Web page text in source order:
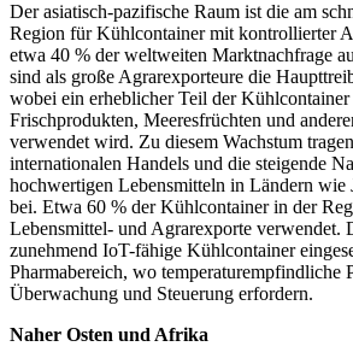
Der asiatisch-pazifische Raum ist die am
Region für Kühlcontainer mit kontrollierter
etwa 40 % der weltweiten Marktnachfrage
sind als große Agrarexporteure die
wobei ein erheblicher Teil der
Frischprodukten, Meeresfrüchten und
verwendet wird. Zu diesem Wachstum
internationalen Handels und die steigende
hochwertigen Lebensmitteln in Ländern wie
bei. Etwa 60 % der Kühlcontainer in der
Lebensmittel- und Agrarexporte verwendet.
zunehmend IoT-fähige Kühlcontainer
Pharmabereich, wo temperaturempfindliche
Überwachung und Steuerung erfordern.
Naher Osten und Afrika